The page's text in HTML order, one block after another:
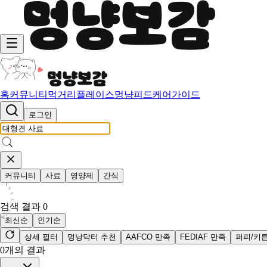
홈커뮤니티 먹거리 플레이스멍냥피드케어가이드
로그인
커뮤니티 사료 영양제 간식
검색 결과 0
최신순
인기순
상세 필터
멍냥닥터 추천 AAFCO 만족 FEDIAF 만족 퍼피/키
0개의 결과